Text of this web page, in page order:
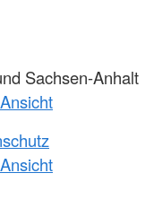
Sachsen-Anhalt